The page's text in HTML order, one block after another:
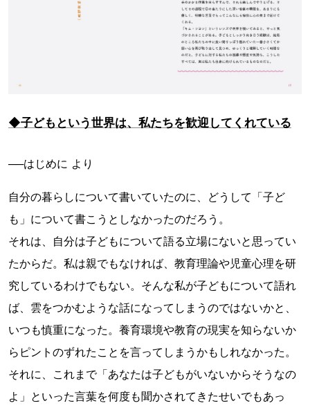
◆子どもという世界は、私たちを歓迎してくれている
──はじめに より
自分の暮らしについて書いていたのに、どうして「子ど
も」について書こうとしなかったのだろう。
それは、自分は子どもについて語る立場にないと思ってい
たからだ。私は親でもなければ、教育理論や児童心理を研
究しているわけでもない。そんな私が子どもについて語れ
ば、雲をつかむような話になってしまうのではないかと、
いつも慎重になった。養育環境や教育の現実を知らないか
らピントのずれたことを言ってしまうかもしれなかった。
それに、これまで「あなたは子どもがいないからそうなの
よ」といった言葉を何度も聞かされてきたせいでもあっ